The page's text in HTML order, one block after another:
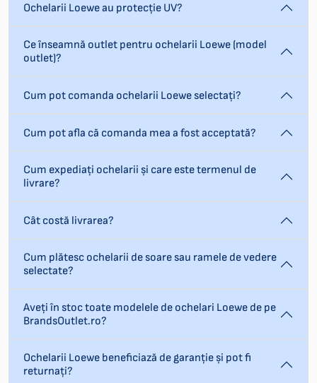
Ochelarii Loewe au protecție UV?
Ce înseamnă outlet pentru ochelarii Loewe (model
outlet)?
Cum pot comanda ochelarii Loewe selectați?
Cum pot afla că comanda mea a fost acceptată?
Cum expediați ochelarii și care este termenul de
livrare?
Cât costă livrarea?
Cum plătesc ochelarii de soare sau ramele de vedere
selectate?
Aveți în stoc toate modelele de ochelari Loewe de pe
BrandsOutlet.ro?
Ochelarii Loewe beneficiază de garanție și pot fi
returnați?